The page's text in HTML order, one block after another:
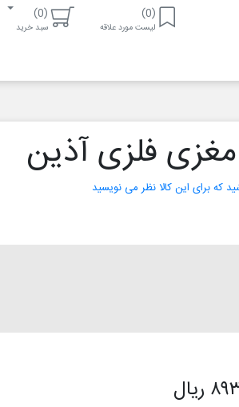
(0)
لیست مورد علاقه
(0)
سبد خرید
مغزی فلزی آذین
که برای این کالا نظر می نویسید